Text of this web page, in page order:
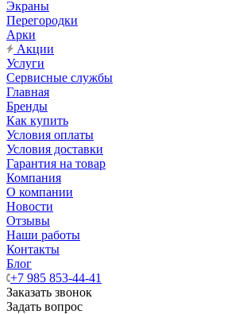
Экраны
Перегородки
Арки
Акции
Услуги
Сервисные службы
Главная
Бренды
Как купить
Условия оплаты
Условия доставки
Гарантия на товар
Компания
О компании
Новости
Отзывы
Наши работы
Контакты
Блог
+7 985 853-44-41
Заказать звонок
Задать вопрос